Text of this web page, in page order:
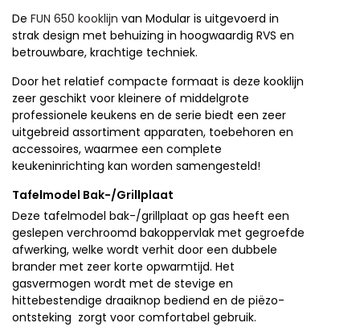
De FUN 650 kooklijn van Modular is uitgevoerd in
strak design met behuizing in hoogwaardig RVS en
betrouwbare, krachtige techniek.
Door het relatief compacte formaat is deze kooklijn
zeer geschikt voor kleinere of middelgrote
professionele keukens en de serie biedt een zeer
uitgebreid assortiment apparaten, toebehoren en
accessoires, waarmee een complete
keukeninrichting kan worden samengesteld!
Tafelmodel Bak-/Grillplaat
Deze tafelmodel bak-/grillplaat op gas heeft een
geslepen verchroomd bakoppervlak met gegroefde
afwerking, welke wordt verhit door een dubbele
brander met zeer korte opwarmtijd. Het
gasvermogen wordt met de stevige en
hittebestendige draaiknop bediend en de piëzo-
ontsteking zorgt voor comfortabel gebruik.